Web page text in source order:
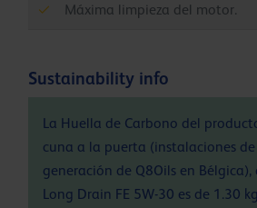
Máxima limpieza del motor.
Sustainability info
La Huella de Carbono del
cuna a la puerta (instalaciones
generación de Q8Oils en Bélgica),
Long Drain FE 5W-30 es de 1.30